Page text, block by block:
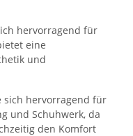
hervorragend für
eine
und
sich hervorragend für
und Schuhwerk, da
den Komfort